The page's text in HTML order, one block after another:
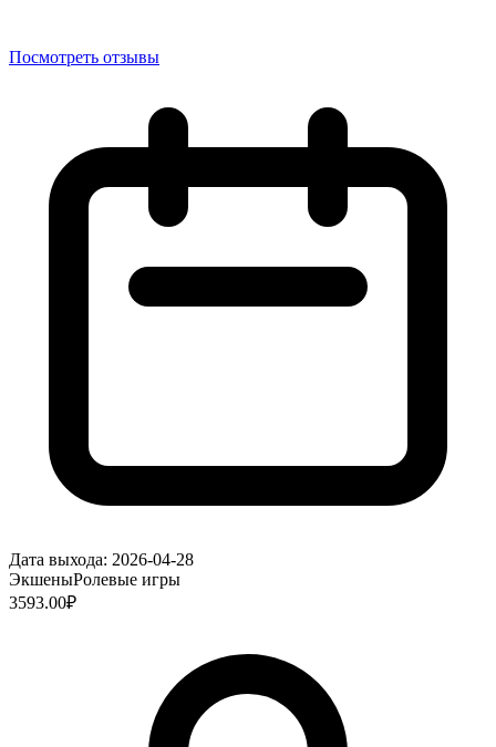
Посмотреть отзывы
Дата выхода: 2026-04-28
ЭкшеныРолевые игры
3593.00₽